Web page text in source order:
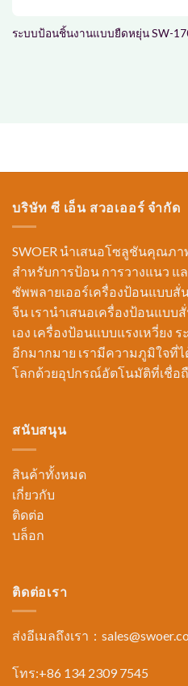
ระบบป้อนชิ้นงานแบบยืดหยุ่น SW-
บริษัท ซี เอ็น สวอเออร์ จำกัด
SWOER นำเสนอโซลูชันคุณภ
สำหรับการป้อน การวางแนว แ
ซัพพลายเออร์เครื่องป้อนแบบ
จีน เรานำเสนอเครื่องป้อนแบ
เอง เครื่องป้อนแบบแรงเหวี่ยง
อีกมากมาย เรามีความภูมิใจที่
โลกด้วยอุปกรณ์อัตโนมัติที่เชื่อ
สนับสนุน
สินค้าทั้งหมด
เกี่ยวกับ
ติดต่อ
บล็อก
ติดต่อเรา
ส่งอีเมลถึงเรา：
โทร:+86 134 2309 7545